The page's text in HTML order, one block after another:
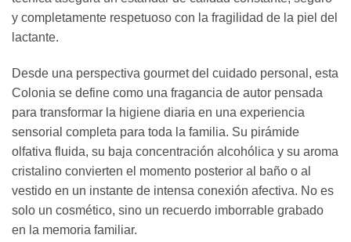
y completamente respetuoso con la fragilidad de la piel del
lactante.
Desde una perspectiva gourmet del cuidado personal, esta
Colonia se define como una fragancia de autor pensada
para transformar la higiene diaria en una experiencia
sensorial completa para toda la familia. Su pirámide
olfativa fluida, su baja concentración alcohólica y su aroma
cristalino convierten el momento posterior al baño o al
vestido en un instante de intensa conexión afectiva. No es
solo un cosmético, sino un recuerdo imborrable grabado
en la memoria familiar.